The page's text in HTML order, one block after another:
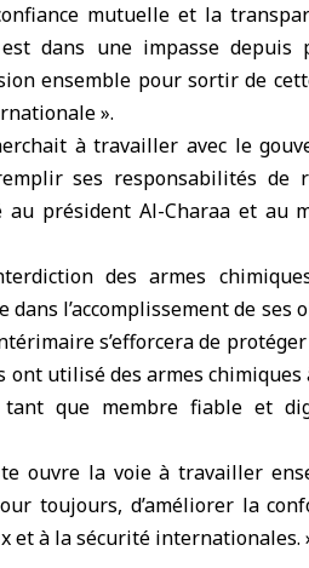
mutuelle et la
dans une impasse depuis
ensemble pour sortir de
».
à travailler avec le
ses responsabilités de
au président Al-Charaa et au
des armes
l’accomplissement de ses
s’efforcera de
ont utilisé des armes
que membre fiable et
ouvre la voie à travailler
toujours, d’améliorer la
et à la sécurité internationales.